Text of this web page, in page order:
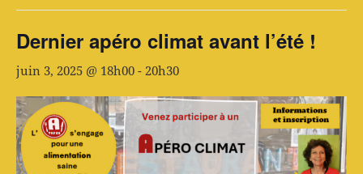
Dernier apéro climat avant l’été !
juin 3, 2025 @ 18h00 - 20h30